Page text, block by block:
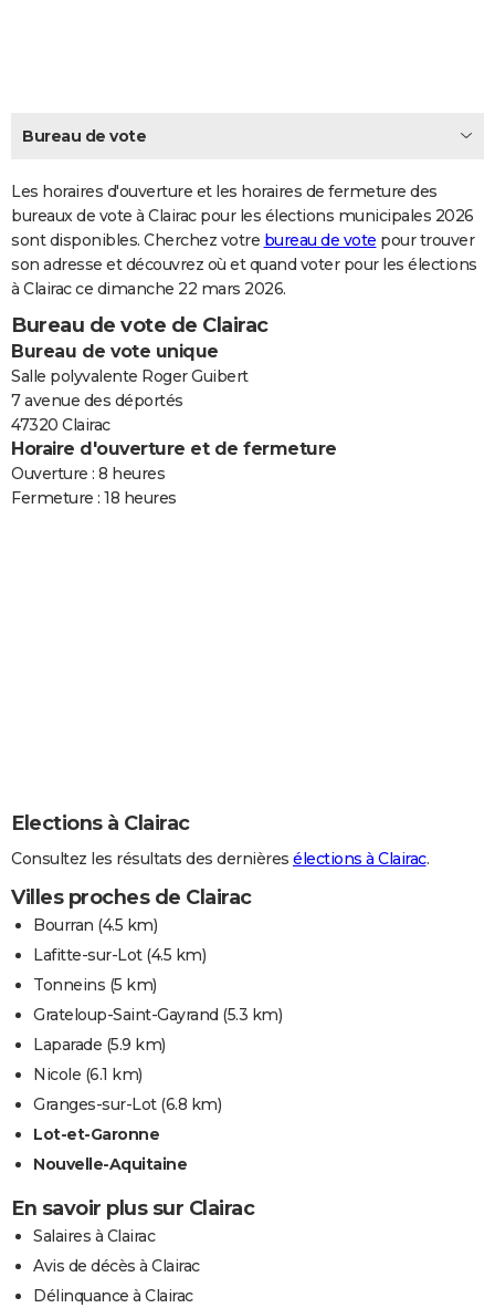
Carte de Noël
Carte Bonne année
Carte Saint-Valentin
Carte Pâques
Carte d'anniversaire
DICTIONNAIRE
Dictionnaire
Biographies
Citations
Expressions
Proverbes
PROGRAMME TV
COPAINS D'AVANT
S'inscrire
Se connecter
Lycées
Collèges
Primaires
Universités
Entreprises
Service militaire
Avis de recherche
AVIS DE DÉCÈS
FORUM
Bricolage
Lifestyle
Culture
Sport
Auto
Television
Voyage
Cinema
Bureau de vote
Les horaires d'ouverture et les horaires de fermeture des
bureaux de vote à Clairac pour les élections municipales 2026
sont disponibles. Cherchez votre bureau de vote pour trouver
son adresse et découvrez où et quand voter pour les élections
à Clairac ce dimanche 22 mars 2026.
Bureau de vote de Clairac
Bureau de vote unique
Salle polyvalente Roger Guibert
7 avenue des déportés
47320 Clairac
Horaire d'ouverture et de fermeture
Ouverture : 8 heures
Fermeture : 18 heures
Elections à Clairac
Consultez les résultats des dernières élections à Clairac.
Villes proches de Clairac
Bourran (4.5 km)
Lafitte-sur-Lot(4.5 km)
Tonneins (5 km)
Grateloup-Saint-Gayrand (5.3 km)
Laparade (5.9 km)
Nicole (6.1 km)
Granges-sur-Lot(6.8 km)
Lot-et-Garonne
Nouvelle-Aquitaine
En savoir plus sur Clairac
Salaires à Clairac
Avis de décès à Clairac
Délinquance à Clairac